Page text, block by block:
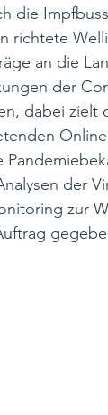
die
richtete
an die
der
dabei zielt
der
zur